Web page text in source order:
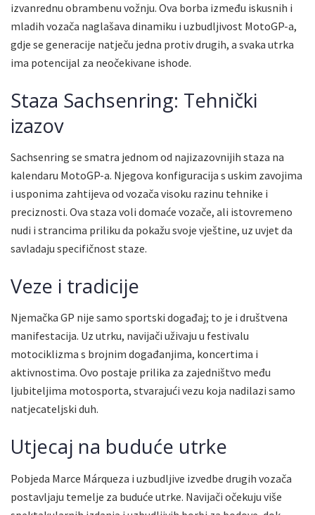
izvanrednu obrambenu vožnju. Ova borba između iskusnih i
mladih vozača naglašava dinamiku i uzbudljivost MotoGP-a,
gdje se generacije natječu jedna protiv drugih, a svaka utrka
ima potencijal za neočekivane ishode.
Staza Sachsenring: Tehnički
izazov
Sachsenring se smatra jednom od najizazovnijih staza na
kalendaru MotoGP-a. Njegova konfiguracija s uskim zavojima
i usponima zahtijeva od vozača visoku razinu tehnike i
preciznosti. Ova staza voli domaće vozače, ali istovremeno
nudi i strancima priliku da pokažu svoje vještine, uz uvjet da
savladaju specifičnost staze.
Veze i tradicije
Njemačka GP nije samo sportski događaj; to je i društvena
manifestacija. Uz utrku, navijači uživaju u festivalu
motociklizma s brojnim događanjima, koncertima i
aktivnostima. Ovo postaje prilika za zajedništvo među
ljubiteljima motosporta, stvarajući vezu koja nadilazi samo
natjecateljski duh.
Utjecaj na buduće utrke
Pobjeda Marce Márqueza i uzbudljive izvedbe drugih vozača
postavljaju temelje za buduće utrke. Navijači očekuju više